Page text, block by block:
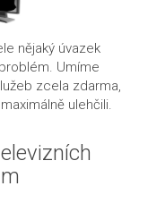
nějaký úvazek
Umíme
zcela zdarma,
ulehčili.